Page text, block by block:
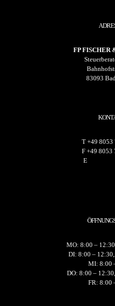
FP FISCHER
83093
T +49 8053
F +49 8053
E
MO: 8:00 –
DI: 8:00 –
MI: 8:00
DO: 8:00 –
FR: 8:00